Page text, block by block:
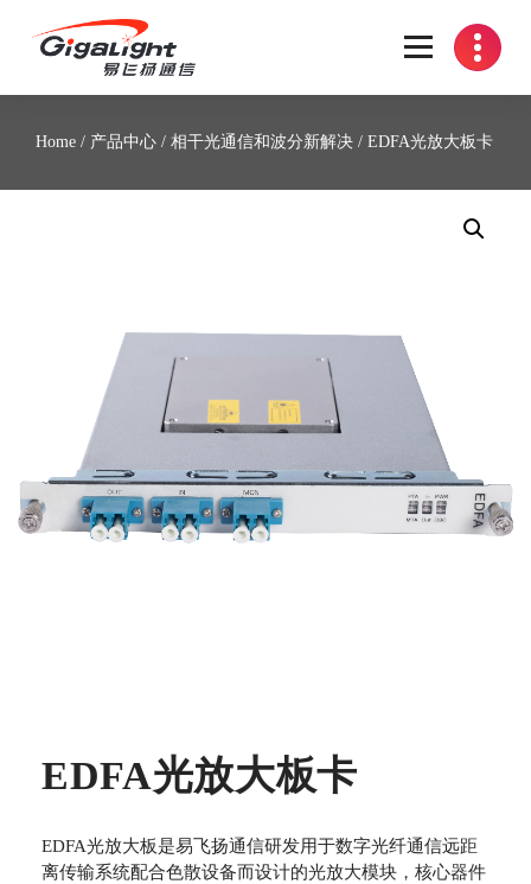
开放光网络器件的向导
Home / 产品中心 / 相干光通信和波分新解决 / EDFA光放大板卡
EDFA光放大板卡
EDFA光放大板是易飞扬通信研发用于数字光纤通信远距
离传输系统配合色散设备而设计的光放大模块，核心器件